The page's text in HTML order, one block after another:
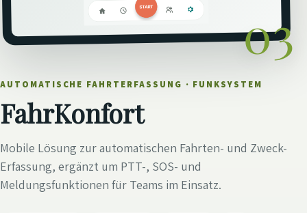
03
AUTOMATISCHE FAHRTERFASSUNG · FUNKSYSTEM
FahrKonfort
Mobile Lösung zur automatischen Fahrten- und Zweck-
Erfassung, ergänzt um PTT-, SOS- und
Meldungsfunktionen für Teams im Einsatz.